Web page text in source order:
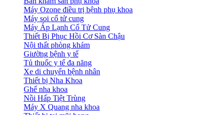
Máy Ozone điều trị bệnh phụ khoa
Máy soi cổ tử cung
Máy Áp Lạnh Cổ Tử Cung
Thiết Bị Phục Hồi Cơ Sàn Chậu
Nội thất phòng khám
Giường bệnh y tế
Tủ thuốc y tế đa năng
Xe di chuyển bệnh nhân
Thiết bị Nha Khoa
Ghế nha khoa
Nồi Hấp Tiệt Trùng
Máy X Quang nha khoa